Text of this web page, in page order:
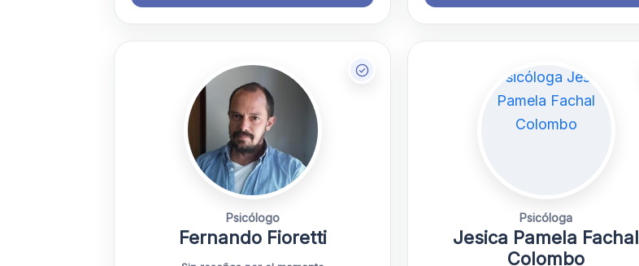
Psicólogo
Fernando Fioretti
Psicóloga
Jesica Pamela Fachal
Colombo